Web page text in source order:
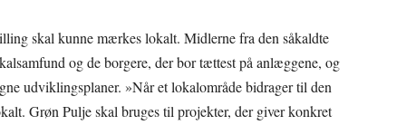
skal kunne mærkes lokalt. Midlerne fra den såkaldte
og de borgere, der bor tættest på anlæggene, og
udviklingsplaner. »Når et lokalområde bidrager til den
Grøn Pulje skal bruges til projekter, der giver konkret